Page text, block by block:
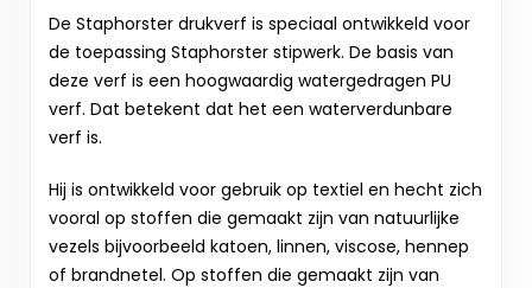
De Staphorster drukverf is speciaal ontwikkeld voor
de toepassing Staphorster stipwerk. De basis van
deze verf is een hoogwaardig watergedragen PU
verf. Dat betekent dat het een waterverdunbare
verf is.
Hij is ontwikkeld voor gebruik op textiel en hecht zich
vooral op stoffen die gemaakt zijn van natuurlijke
vezels bijvoorbeeld katoen, linnen, viscose, hennep
of brandnetel. Op stoffen die gemaakt zijn van